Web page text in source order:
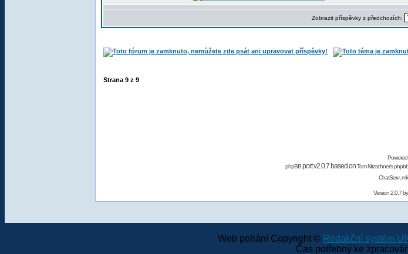
Zobrazit příspěvky z předchozích:
Strana 9 z 9
phpBBport v2.0.7 based onTom Nitzschner's
ChatServ,
Version 2.0.7 by
Web pohání Copyright © Redakční systém
Čas potřebný ke